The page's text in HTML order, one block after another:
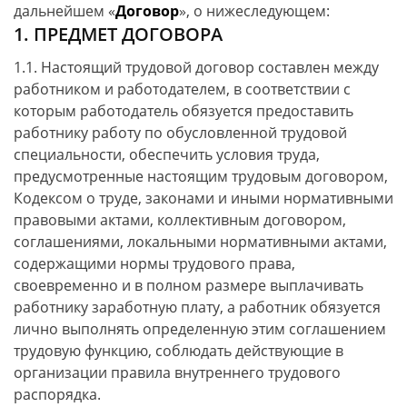
дальнейшем «Договор», о нижеследующем:
1. ПРЕДМЕТ ДОГОВОРА
1.1. Настоящий трудовой договор составлен между
работником и работодателем, в соответствии с
которым работодатель обязуется предоставить
работнику работу по обусловленной трудовой
специальности, обеспечить условия труда,
предусмотренные настоящим трудовым договором,
Кодексом о труде, законами и иными нормативными
правовыми актами, коллективным договором,
соглашениями, локальными нормативными актами,
содержащими нормы трудового права,
своевременно и в полном размере выплачивать
работнику заработную плату, а работник обязуется
лично выполнять определенную этим соглашением
трудовую функцию, соблюдать действующие в
организации правила внутреннего трудового
распорядка.